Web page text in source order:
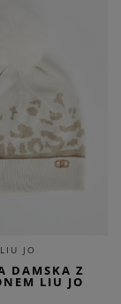
LIU JO
DAMSKA Z
LIU JO